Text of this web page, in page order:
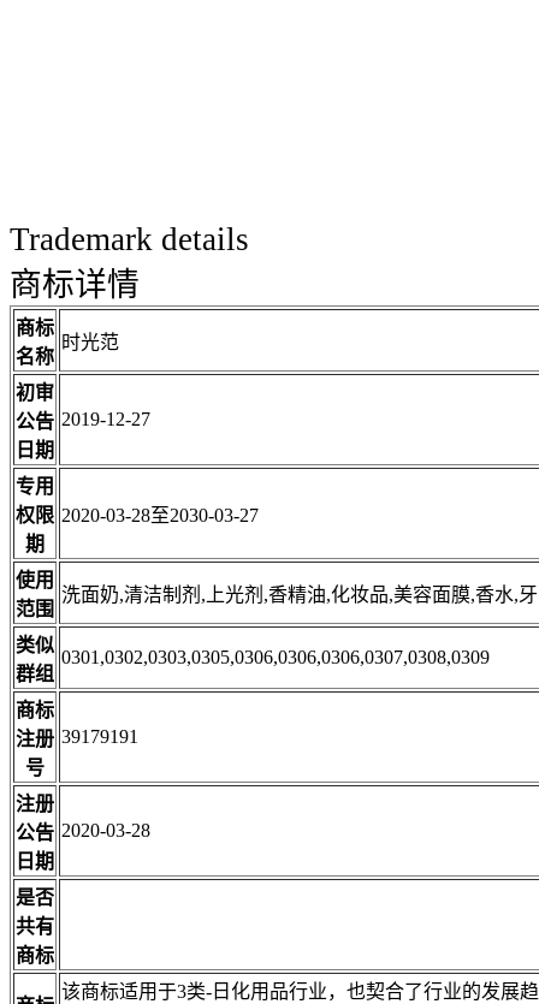
Trademark details
商标详情
商标
名称
时光范
初审
公告
日期
2019-12-27
专用
权限
期
2020-03-28至2030-03-27
使用
范围
洗面奶,清洁制剂,上光剂,香精油,化妆品,美容面膜,香水,
类似
群组
0301,0302,0303,0305,0306,0306,0306,0307,0308,0309
商标
注册
号
39179191
注册
公告
日期
2020-03-28
是否
共有
商标
该商标适用于3类-日化用品行业，也契合了行业的发展